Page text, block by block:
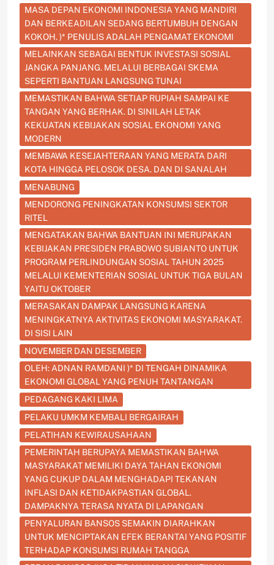
MASA DEPAN EKONOMI INDONESIA YANG MANDIRI
DAN BERKEADILAN SEDANG BERTUMBUH DENGAN
KOKOH. )* PENULIS ADALAH PENGAMAT EKONOMI
MELAINKAN SEBAGAI BENTUK INVESTASI SOSIAL
JANGKA PANJANG. MELALUI BERBAGAI SKEMA
SEPERTI BANTUAN LANGSUNG TUNAI
MEMASTIKAN BAHWA SETIAP RUPIAH SAMPAI KE
TANGAN YANG BERHAK. DI SINILAH LETAK
KEKUATAN KEBIJAKAN SOSIAL EKONOMI YANG
MODERN
MEMBAWA KESEJAHTERAAN YANG MERATA DARI
KOTA HINGGA PELOSOK DESA. DAN DI SANALAH
MENABUNG
MENDORONG PENINGKATAN KONSUMSI SEKTOR
RITEL
MENGATAKAN BAHWA BANTUAN INI MERUPAKAN
KEBIJAKAN PRESIDEN PRABOWO SUBIANTO UNTUK
PROGRAM PERLINDUNGAN SOSIAL TAHUN 2025
MELALUI KEMENTERIAN SOSIAL UNTUK TIGA BULAN
YAITU OKTOBER
MERASAKAN DAMPAK LANGSUNG KARENA
MENINGKATNYA AKTIVITAS EKONOMI MASYARAKAT.
DI SISI LAIN
NOVEMBER DAN DESEMBER
OLEH: ADNAN RAMDANI )* DI TENGAH DINAMIKA
EKONOMI GLOBAL YANG PENUH TANTANGAN
PEDAGANG KAKI LIMA
PELAKU UMKM KEMBALI BERGAIRAH
PELATIHAN KEWIRAUSAHAAN
PEMERINTAH BERUPAYA MEMASTIKAN BAHWA
MASYARAKAT MEMILIKI DAYA TAHAN EKONOMI
YANG CUKUP DALAM MENGHADAPI TEKANAN
INFLASI DAN KETIDAKPASTIAN GLOBAL.
DAMPAKNYA TERASA NYATA DI LAPANGAN
PENYALURAN BANSOS SEMAKIN DIARAHKAN
UNTUK MENCIPTAKAN EFEK BERANTAI YANG POSITIF
TERHADAP KONSUMSI RUMAH TANGGA